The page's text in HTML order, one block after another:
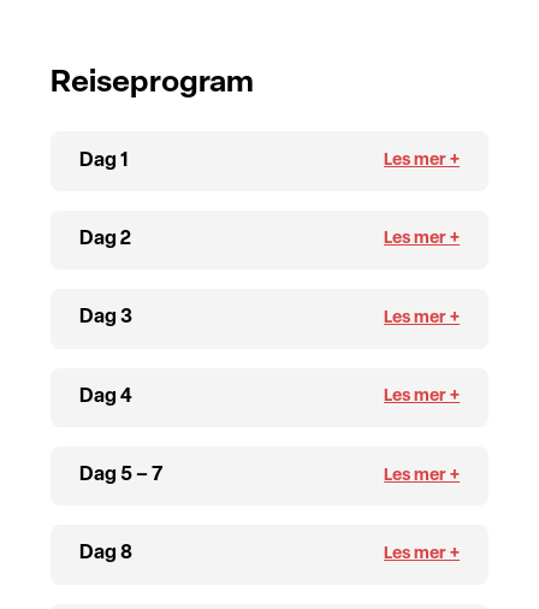
Reiseprogram
Dag 1
Dag 2
Dag 3
Dag 4
Dag 5 – 7
Dag 8